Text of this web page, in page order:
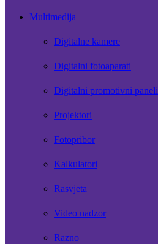
Multimedija
Digitalne kamere
Digitalni fotoaparati
Digitalni promotivni paneli
Projektori
Fotopribor
Kalkulatori
Rasvjeta
Video nadzor
Razno